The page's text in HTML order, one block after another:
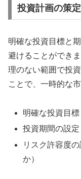
投資計画の策定
明確な投資目標と
避けることができ
理のない範囲で投
ことで、一時的な
明確な投資目
投資期間の設定
リスク許容度
か）